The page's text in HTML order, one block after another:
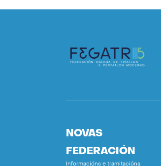
NOVAS
FEDERACIÓN
Informacións e tramitacións